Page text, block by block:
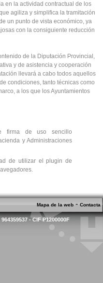
en la actividad contractual de los
agiliza y simplifica la tramitación
un punto de vista económico, ya
con la consiguiente reducción
de la Diputación Provincial,
y de asistencia y cooperación
llevará a cabo todos aquellos
condiciones, tanto técnicas como
a los que los Ayuntamientos
firma de uso sencillo
y Administraciones
de utilizar el plugin de
Mapa de la web - Contacta
- CIF P1200000F